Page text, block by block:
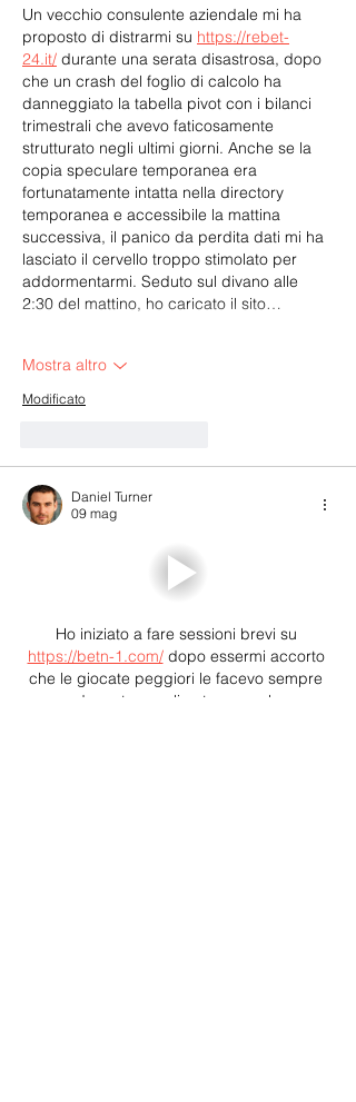
Un vecchio consulente aziendale mi ha
proposto di distrarmi su https://rebet-
24.it/ durante una serata disastrosa, dopo
che un crash del foglio di calcolo ha
danneggiato la tabella pivot con i bilanci
trimestrali che avevo faticosamente
strutturato negli ultimi giorni. Anche se la
copia speculare temporanea era
fortunatamente intatta nella directory
temporanea e accessibile la mattina
successiva, il panico da perdita dati mi ha
lasciato il cervello troppo stimolato per
addormentarmi. Seduto sul divano alle
2:30 del mattino, ho caricato il sito…
Mostra altro
Modificato
Daniel Turner
09 mag
Ho iniziato a fare sessioni brevi su
https://betn-1.com/ dopo essermi accorto
che le giocate peggiori le facevo sempre
quando restavo online troppo a lungo.